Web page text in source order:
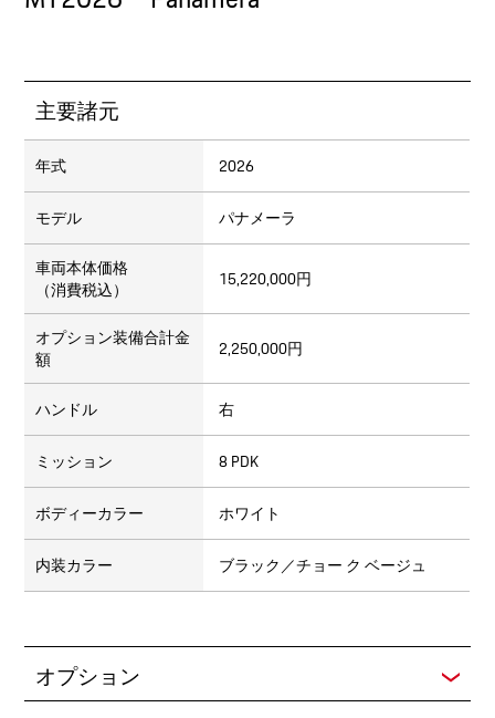
主要諸元
年式 2026
モデル パナメーラ
車両本体価格
（消費税込）
15,220,000円
オプション装備合計金
額
2,250,000円
ハンドル 右
ミッション 8 PDK
ボディーカラー ホワイト
内装カラー ブラック／チョー ク ベージュ
オプション